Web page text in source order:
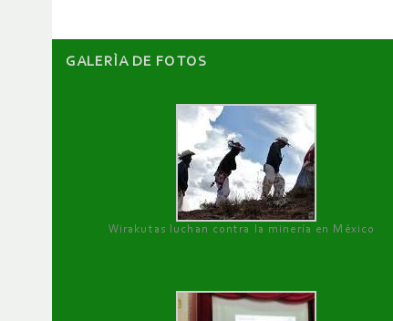
GALERÌA DE FOTOS
Wirakutas luchan contra la minería en México